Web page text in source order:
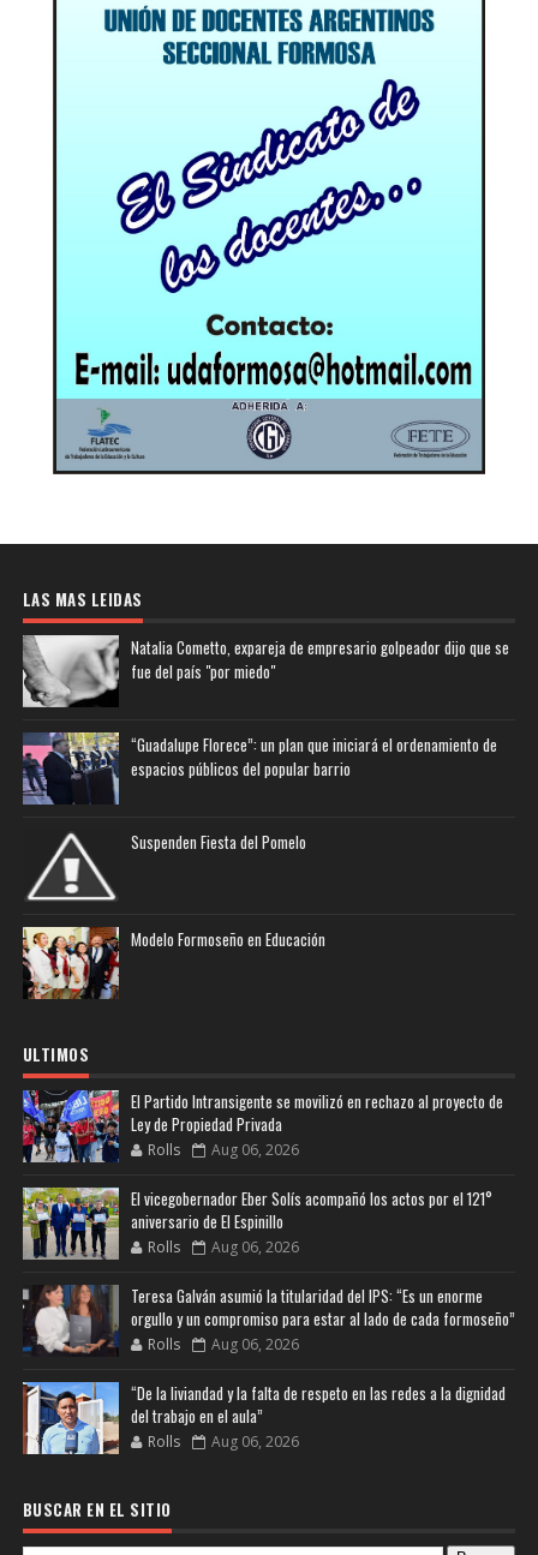
LAS MAS LEIDAS
Natalia Cometto, expareja de empresario golpeador dijo que se
fue del país "por miedo"
“Guadalupe Florece”: un plan que iniciará el ordenamiento de
espacios públicos del popular barrio
Suspenden Fiesta del Pomelo
Modelo Formoseño en Educación
ULTIMOS
El Partido Intransigente se movilizó en rechazo al proyecto de
Ley de Propiedad Privada
Rolls Aug 06, 2026
El vicegobernador Eber Solís acompañó los actos por el 121°
aniversario de El Espinillo
Rolls Aug 06, 2026
Teresa Galván asumió la titularidad del IPS: “Es un enorme
orgullo y un compromiso para estar al lado de cada formoseño”
Rolls Aug 06, 2026
“De la liviandad y la falta de respeto en las redes a la dignidad
del trabajo en el aula”
Rolls Aug 06, 2026
BUSCAR EN EL SITIO